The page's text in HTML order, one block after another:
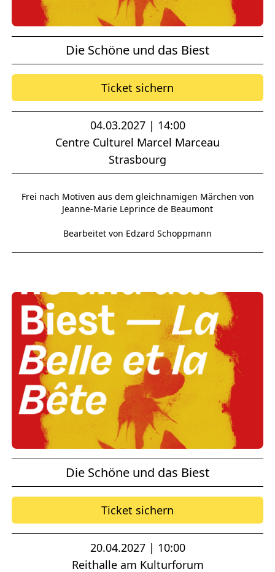
Die Schöne und das Biest
Ticket sichern
04.03.2027 | 14:00
Centre Culturel Marcel Marceau
Strasbourg
Frei nach Motiven aus dem gleichnamigen Märchen von
Jeanne-Marie Leprince de Beaumont
Bearbeitet von Edzard Schoppmann
Die Schöne und das Biest
Ticket sichern
20.04.2027 | 10:00
Reithalle am Kulturforum